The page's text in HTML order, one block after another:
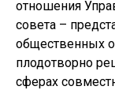
отношения
совета –
общественных
плодотворно
сферах